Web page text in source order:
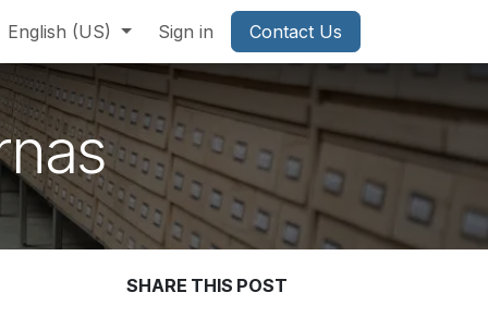
English (US) Sign in Contact Us
SHARE THIS POST